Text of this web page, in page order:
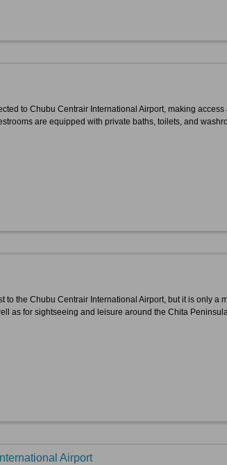
to Chubu Centrair International Airport, making
are equipped with private baths, toilets, and
to the Chubu Centrair International Airport, but it is only a
as for sightseeing and leisure around the Chita
Airport